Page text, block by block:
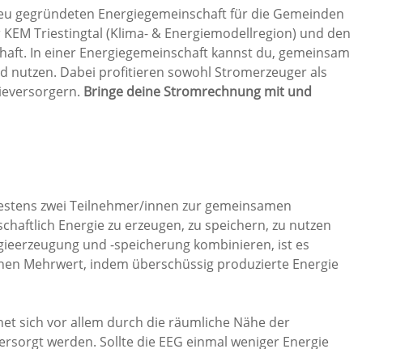
gegründeten Energiegemeinschaft für die Gemeinden
Triestingtal (Klima- & Energiemodellregion) und den
In einer Energiegemeinschaft kannst du, gemeinsam
nutzen. Dabei profitieren sowohl Stromerzeuger als
Bringe deine Stromrechnung mit und
zwei Teilnehmer/innen zur gemeinsamen
Energie zu erzeugen, zu speichern, zu nutzen
und -speicherung kombinieren, ist es
Mehrwert, indem überschüssig produzierte Energie
sich vor allem durch die räumliche Nähe der
werden. Sollte die EEG einmal weniger Energie